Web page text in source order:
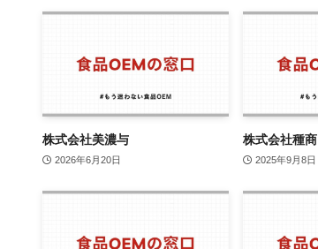
株式会社美濃与
2026年6月20日
株式会社種商
2025年9月8日